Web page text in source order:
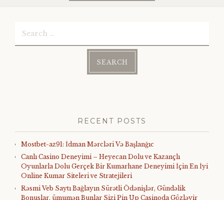
RECENT POSTS
Mostbet-az91: İdman Mərcləri Və Başlanğıc
Canlı Casino Deneyimi – Heyecan Dolu ve Kazançlı
Oyunlarla Dolu Gerçek Bir Kumarhane Deneyimi İçin En İyi
Online Kumar Siteleri ve Stratejileri
Rəsmi Veb Saytı Bağlayın️ Sürətli Ödənişlər, Gündəlik
Bonuslar, ümumən Bunlar Sizi Pin Up Casinoda Gözləyir